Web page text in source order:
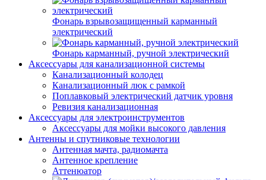
Фонарь взрывозащищенный карманный
электрический
Фонарь карманный, ручной электрический
Аксессуары для канализационной системы
Канализационный колодец
Канализационный люк с рамкой
Поплавковый электрический датчик уровня
Ревизия канализационная
Аксессуары для электроинструментов
Аксессуары для мойки высокого давления
Антенны и спутниковые технологии
Антенная мачта, радиомачта
Антенное крепление
Аттенюатор